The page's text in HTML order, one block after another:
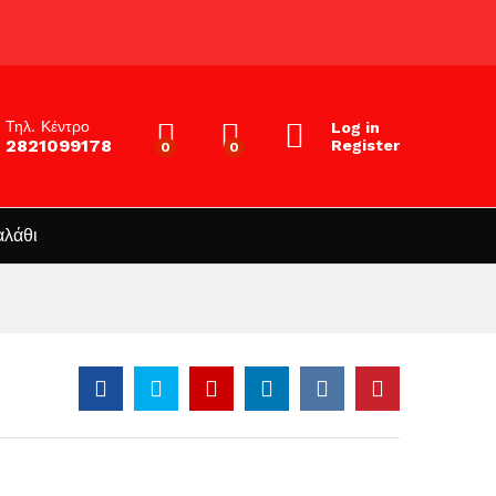
Τηλ. Κέντρο
2821099178 0 0
Log in
Register